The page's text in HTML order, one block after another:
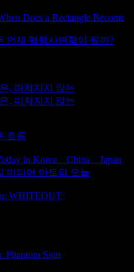
Does a Rectangle Become
언제 평행사변형이 될까?
, 미쳐지지 않는
, 미쳐지지 않는
흐름
in KoreaㆍChinaㆍJapan
미디어 아트의 오늘
WHITEOUT
Phantom Sign